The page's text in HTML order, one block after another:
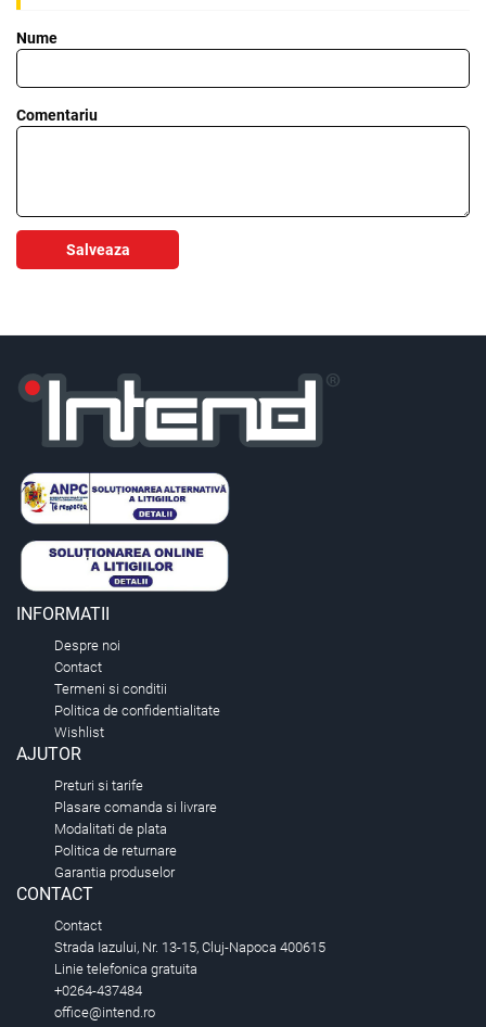
Nume
Comentariu
Salveaza
INFORMATII
Despre noi
Contact
Termeni si conditii
Politica de confidentialitate
Wishlist
AJUTOR
Preturi si tarife
Plasare comanda si livrare
Modalitati de plata
Politica de returnare
Garantia produselor
CONTACT
Contact
Strada Iazului, Nr. 13-15, Cluj-Napoca 400615
Linie telefonica gratuita
+0264-437484
office@intend.ro